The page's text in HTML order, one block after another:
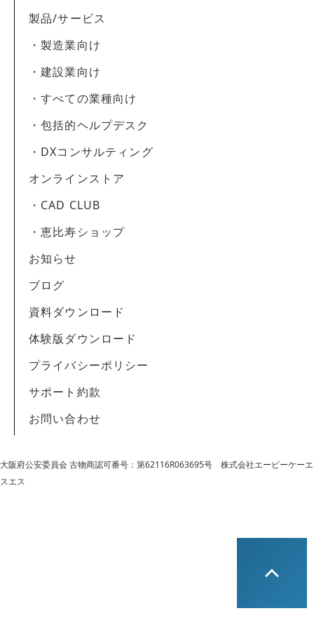
製品/サービス
・製造業向け
・建設業向け
・すべての業種向け
・包括的ヘルプデスク
・DXコンサルティング
オンラインストア
・CAD CLUB
・恵比寿ショップ
お知らせ
ブログ
資料ダウンロード
体験版ダウンロード
プライバシーポリシー
サポート約款
お問い合わせ
大阪府公安委員会 古物商認可番号：第62116R063695号 株式会社エービーケーエ
スエス